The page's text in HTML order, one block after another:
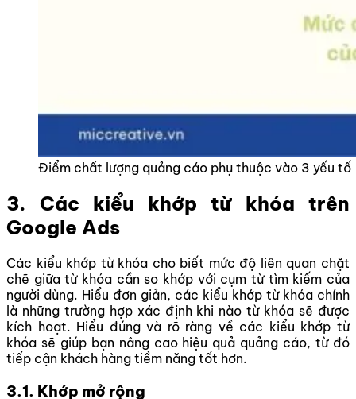
Điểm chất lượng quảng cáo phụ thuộc vào 3 yếu tố
3. Các kiểu khớp từ khóa trên
Google Ads
Các kiểu khớp từ khóa cho biết mức độ liên quan chặt
chẽ giữa từ khóa cần so khớp với cụm từ tìm kiếm của
người dùng. Hiểu đơn giản, các kiểu khớp từ khóa chính
là những trường hợp xác định khi nào từ khóa sẽ được
kích hoạt. Hiểu đúng và rõ ràng về các kiểu khớp từ
khóa sẽ giúp bạn nâng cao hiệu quả quảng cáo, từ đó
tiếp cận khách hàng tiềm năng tốt hơn.
3.1. Khớp mở rộng